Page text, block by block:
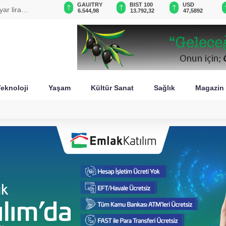
edecek
6.544,98
BIST 100
13.792,32
USD
47,5892
EUR
55,0575
Yaşam Kültür Sanat Sağlık Magazin